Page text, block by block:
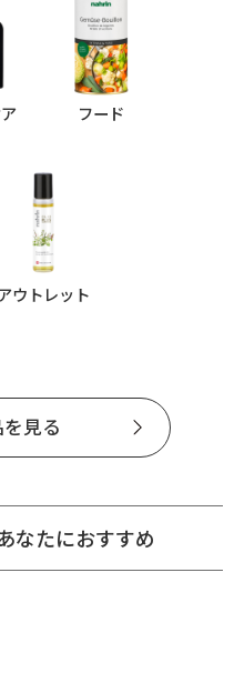
フード
ウトレット
見る
なたにおすすめ